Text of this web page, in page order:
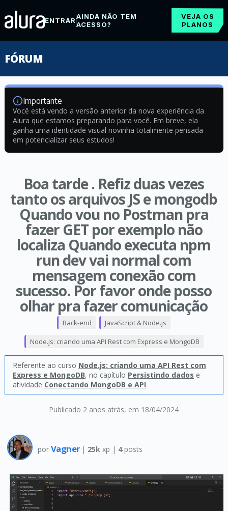
ENTRARAINDA NÃO TEM
ACESSO?
VEJA OS
PLANOS
FÓRUM
Importante
Você está vendo a versão anterior da nova experiência da
Alura que estamos preparando para você. Em breve, ela
ganha uma identidade visual novinha totalmente pensada
em potencializar seus estudos!
Boa tarde . Refiz duas vezes
tanto os arquivos JS e mongodb
Quando vou no Postman pra
fazer GET por exemplo não
localiza Quando executa npm
run dev vai normal com
mensagem conexão com
sucesso. Por favor onde posso
olhar pra fazer comunicação
Publicado 2 anos atrás, em 18/04/2024
Back-end JavaScript & Node.js
Node.js: criando uma API Rest com Express e MongoDB
Referente ao curso Node.js: criando uma API Rest com
Express e MongoDB, no capítulo Persistindo dados e
atividade Conectando MongoDB e API
por Vagner | 25k xp | 4posts